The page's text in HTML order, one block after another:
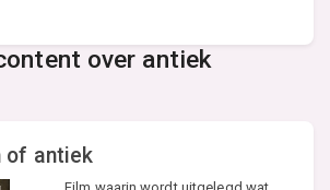
over antiek
of antiek